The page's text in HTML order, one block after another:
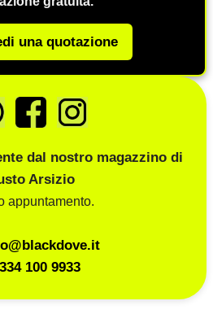
una quotazione
dal nostro magazzino di
Arsizio
appuntamento.
100 9933